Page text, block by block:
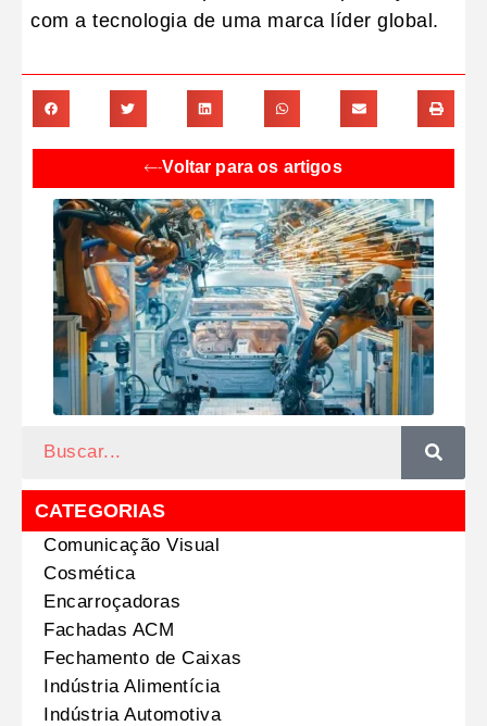
com a tecnologia de uma marca líder global.
Voltar para os artigos
CATEGORIAS
Comunicação Visual
Cosmética
Encarroçadoras
Fachadas ACM
Fechamento de Caixas
Indústria Alimentícia
Indústria Automotiva